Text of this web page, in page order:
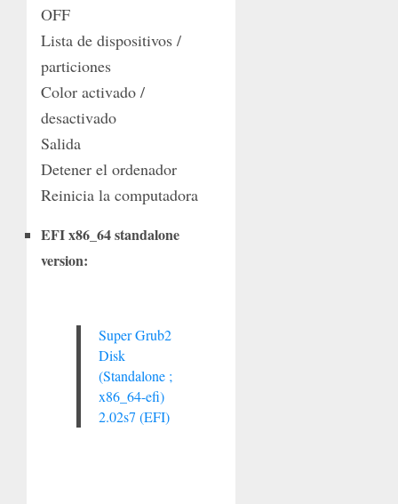
OFF
Lista de dispositivos /
particiones
Color activado /
desactivado
Salida
Detener el ordenador
Reinicia la computadora
EFI x86_64 standalone
version:
Super Grub2
Disk
(Standalone ;
x86_64-efi)
2.02s7 (EFI)